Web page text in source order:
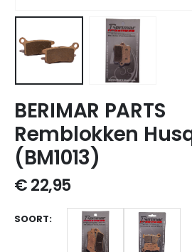
BERIMAR PARTS
Remblokken
(BM1013)
€22,95
SOORT